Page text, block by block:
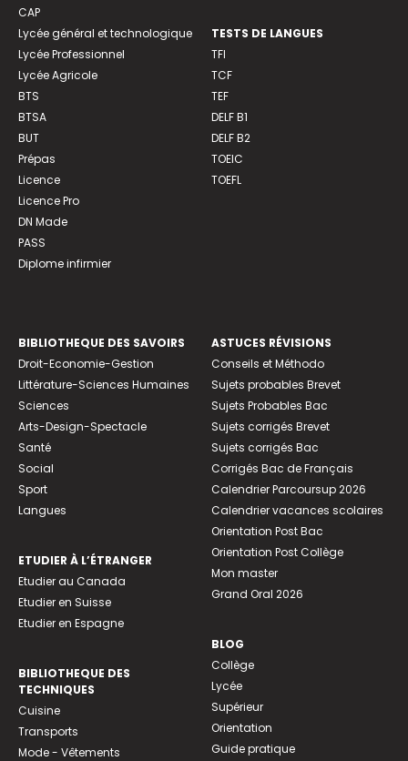
CAP
Lycée général et technologique
Lycée Professionnel
Lycée Agricole
BTS
BTSA
BUT
Prépas
Licence
Licence Pro
DN Made
PASS
Diplome infirmier
TESTS DE LANGUES
TFI
TCF
TEF
DELF B1
DELF B2
TOEIC
TOEFL
BIBLIOTHEQUE DES SAVOIRS
Droit-Economie-Gestion
Littérature-Sciences Humaines
Sciences
Arts-Design-Spectacle
Santé
Social
Sport
Langues
ETUDIER À L’ÉTRANGER
Etudier au Canada
Etudier en Suisse
Etudier en Espagne
BIBLIOTHEQUE DES
TECHNIQUES
Cuisine
Transports
Mode - Vêtements
ASTUCES RÉVISIONS
Conseils et Méthodo
Sujets probables Brevet
Sujets Probables Bac
Sujets corrigés Brevet
Sujets corrigés Bac
Corrigés Bac de Français
Calendrier Parcoursup 2026
Calendrier vacances scolaires
Orientation Post Bac
Orientation Post Collège
Mon master
Grand Oral 2026
BLOG
Collège
Lycée
Supérieur
Orientation
Guide pratique